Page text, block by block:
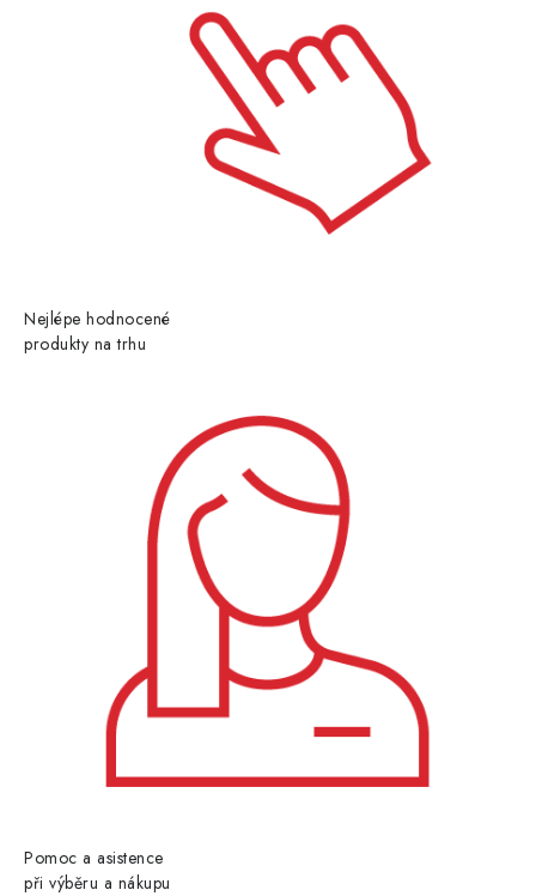
Nejlépe hodnocené
produkty na trhu
Pomoc a asistence
při výběru a nákupu